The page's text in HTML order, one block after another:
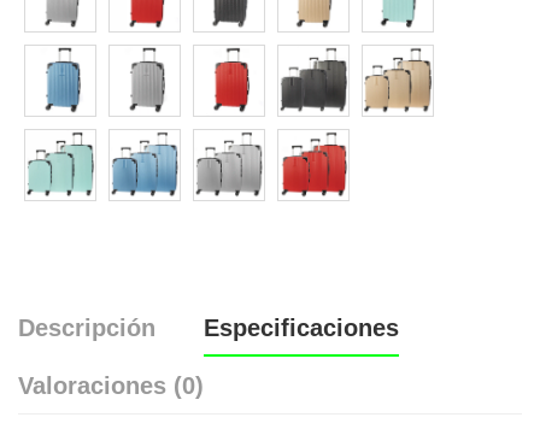
Descripción Especificaciones
Valoraciones (0)